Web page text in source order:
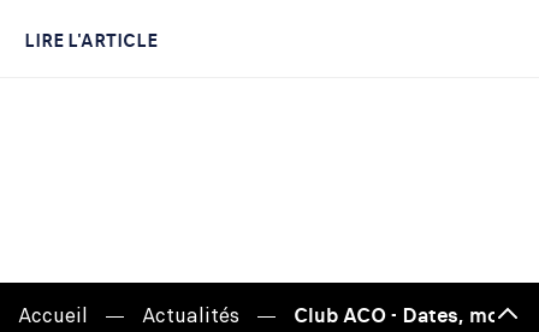
LIRE L'ARTICLE
Accueil Actualités Club ACO - Dates,
Haut